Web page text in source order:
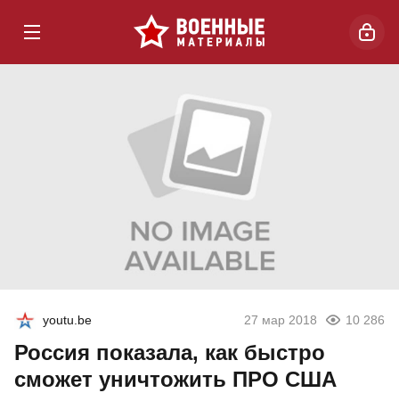
youtu.be 27 мар 2018 10 286
Россия показала, как быстро
сможет уничтожить ПРО США